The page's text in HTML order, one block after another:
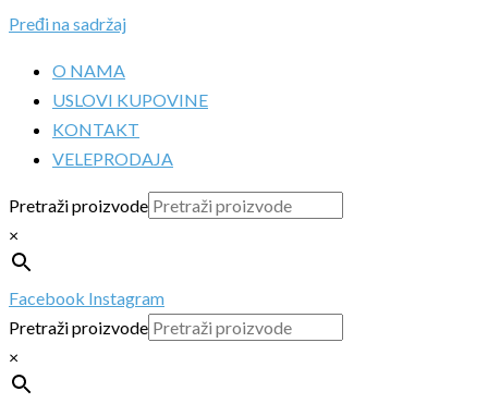
Pređi na sadržaj
O NAMA
USLOVI KUPOVINE
KONTAKT
VELEPRODAJA
Pretraži proizvode
×
Facebook Instagram
Pretraži proizvode
×